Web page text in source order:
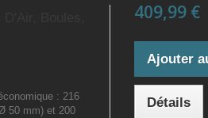
: 216
50 mm) et 200
409,99 €
Ajouter
Détails